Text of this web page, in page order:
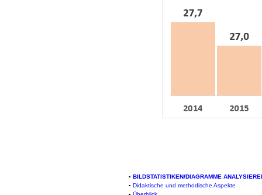
▪ BILDSTATISTIKEN/DIAGRAMME
▪ Didaktische und methodische Aspekte